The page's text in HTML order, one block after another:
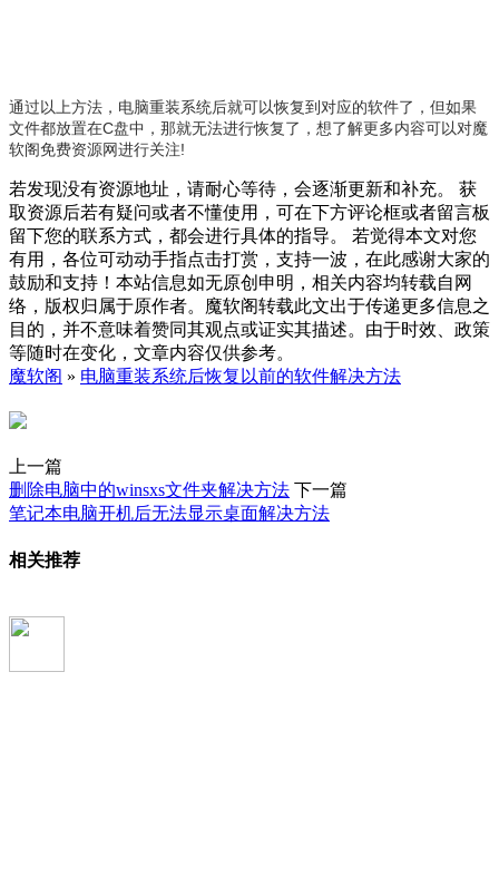
通过以上方法，电脑重装系统后就可以恢复到对应的软件了，但如果
文件都放置在C盘中，那就无法进行恢复了 ，想了解更多内容可以对魔
软阁免费资源网进行关注!
若发现没有资源地址，请耐心等待，会逐渐更新和补充。 获
取资源后若有疑问或者不懂使用，可在下方评论框或者留言板
留下您的联系方式，都会进行具体的指导。 若觉得本文对您
有用，各位可动动手指点击打赏，支持一波，在此感谢大家的
鼓励和支持！本站信息如无原创申明，相关内容均转载自网
络，版权归属于原作者。魔软阁转载此文出于传递更多信息之
目的，并不意味着赞同其观点或证实其描述。由于时效、政策
等随时在变化，文章内容仅供参考。
魔软阁 » 电脑重装系统后恢复以前的软件解决方法
上一篇
删除电脑中的winsxs文件夹解决方法 下一篇
笔记本电脑开机后无法显示桌面解决方法
相关推荐